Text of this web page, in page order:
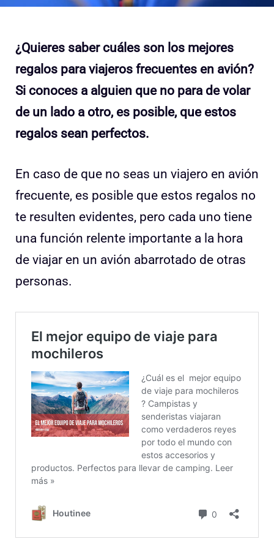
¿Quieres saber cuáles son los mejores
regalos para viajeros frecuentes en avión?
Si conoces a alguien que no para de volar
de un lado a otro, es posible, que estos
regalos sean perfectos.
En caso de que no seas un viajero en avión
frecuente, es posible que estos regalos no
te resulten evidentes, pero cada uno tiene
una función relente importante a la hora
de viajar en un avión abarrotado de otras
personas.